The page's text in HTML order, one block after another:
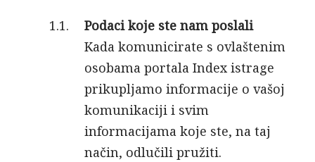
Podaci koje ste nam poslali
Kada komunicirate s ovlaštenim
osobama portala Index istrage
prikupljamo informacije o vašoj
komunikaciji i svim
informacijama koje ste, na taj
način, odlučili pružiti.